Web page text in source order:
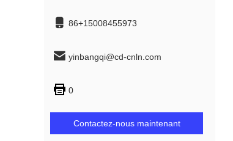
86+15008455973
yinbangqi@cd-cnln.com
0
Contactez-nous maintenant